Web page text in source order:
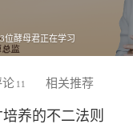
位酵母君正在学习
论 11 相关推荐
养的不二法则